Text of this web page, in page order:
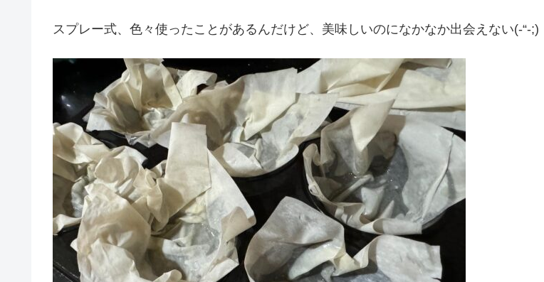
スプレー式、色々使ったことがあるんだけど、美味しいのになかなか出会えない(-“-;)